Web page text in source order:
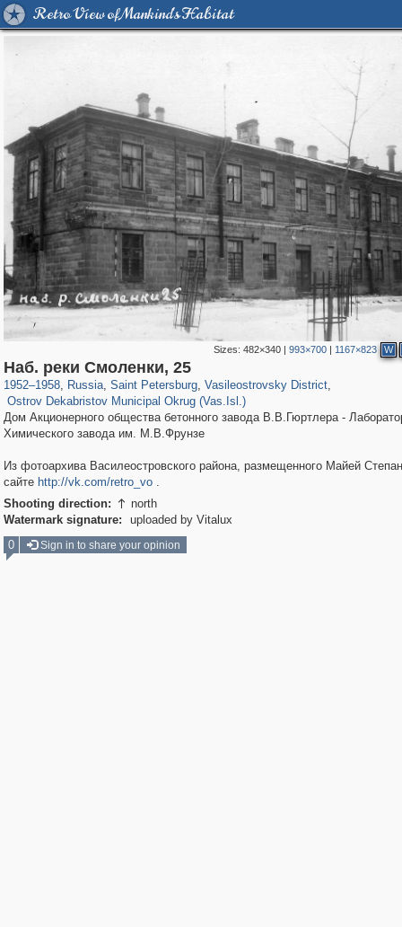
Retro View of Mankind's Habitat
Sizes: 482×340| 993×700| 1167×823 W
Наб. реки Смоленки, 25
1952–1958, Russia
1,406,242 29,243
, Saint Petersburg
197,106 5,709
, Vasileostrovsky District,
Ostrov Dekabristov Municipal Okrug (Vas.Isl.)
840 3
Дом Акционерного общества бетонного завода В.В.Гюртлера -
Химического завода им. М.В.Фрунзе
Из фотоархива Василеостровского района, размещенного Майей
сайте http://vk.com/retro_vo.
Shooting direction:  north
Watermark signature:
uploaded by Vitalux
0
Sign in to share your opinion